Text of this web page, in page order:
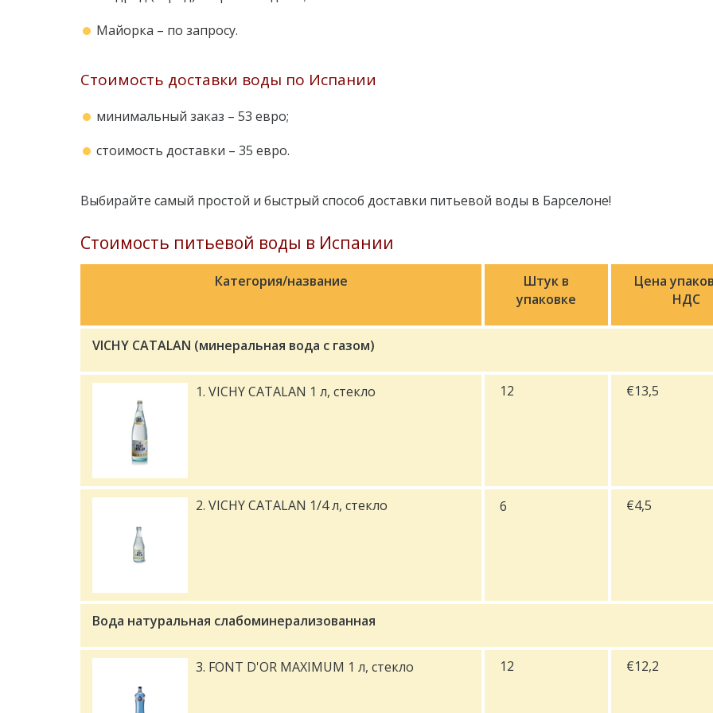
Майорка – по запросу.
Стоимость доставки воды по Испании
минимальный заказ – 53 евро;
стоимость доставки – 35 евро.
Выбирайте самый простой и быстрый способ доставки питьевой воды в Барселоне!
Стоимость питьевой воды в Испании
Категория/название
Штук в
упаковке
Цена
НДС
VICHY CATALAN (минеральная вода с газом)
1. VICHY CATALAN 1 л, стекло 12 €13,5
2. VICHY CATALAN 1/4 л, стекло 6 €4,5
Вода натуральная слабоминерализованная
3. FONT D'OR MAXIMUM 1 л, стекло 12 €12,2